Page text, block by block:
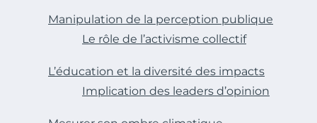
Manipulation de la perception publique
Le rôle de l’activisme collectif
L’éducation et la diversité des impacts
Implication des leaders d’opinion